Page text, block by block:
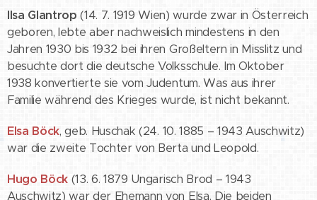
Ilsa Glantrop (14. 7. 1919 Wien) wurde zwar in Österreich
geboren, lebte aber nachweislich mindestens in den
Jahren 1930 bis 1932 bei ihren Großeltern in Misslitz und
besuchte dort die deutsche Volksschule. Im Oktober
1938 konvertierte sie vom Judentum. Was aus ihrer
Familie während des Krieges wurde, ist nicht bekannt.
Elsa Böck, geb. Huschak (24. 10. 1885 – 1943 Auschwitz)
war die zweite Tochter von Berta und Leopold.
Hugo Böck (13. 6. 1879 Ungarisch Brod – 1943
Auschwitz) war der Ehemann von Elsa. Die beiden